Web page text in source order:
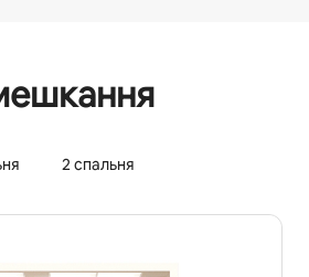
2 спальня